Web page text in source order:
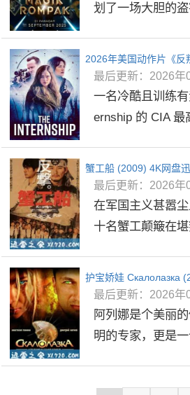
划了一场大胆的
2026年美国动作片《反
最后更新：2026年
一名冷酷且训练
ernship 的 CIA
蟹工船 (2009) 4K网盘
最后更新：2026年
在军国主义甚嚣
十名蟹工颠簸在
护宝娇娃 Скалолазка
最后更新：2026年
阿列娜是个美丽
明的专家，更是